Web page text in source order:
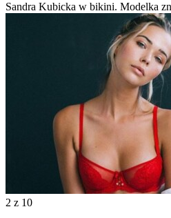
Sandra Kubicka w bikini. Modelka
2 z 10